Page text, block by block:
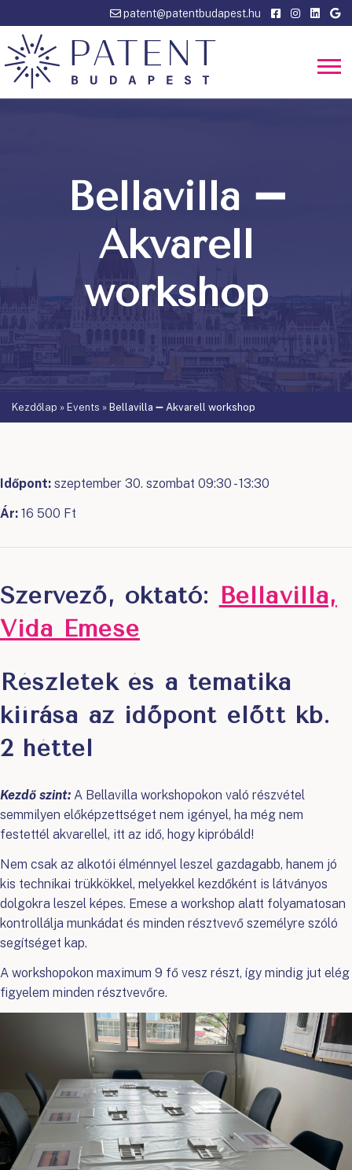
patent@patentbudapest.hu
Bellavilla ➖
Akvarell
workshop
Kezdőlap » Events » Bellavilla ➖ Akvarell workshop
Időpont: szeptember 30. szombat 09:30 - 13:30
Ár: 16 500 Ft
Szervező, oktató: Bellavilla,
Vida Emese
Részletek és a tematika
kiírása az időpont előtt kb.
2 héttel
Kezdő szint: A Bellavilla workshopokon való részvétel
semmilyen előképzettséget nem igényel, ha még nem
festettél akvarellel, itt az idő, hogy kipróbáld!
Nem csak az alkotói élménnyel leszel gazdagabb, hanem jó
kis technikai trükkökkel, melyekkel kezdőként is látványos
dolgokra leszel képes. Emese a workshop alatt folyamatosan
kontrollálja munkádat és minden résztvevő személyre szóló
segítséget kap.
A workshopokon maximum 9 fő vesz részt, így mindig jut elég
figyelem minden résztvevőre.